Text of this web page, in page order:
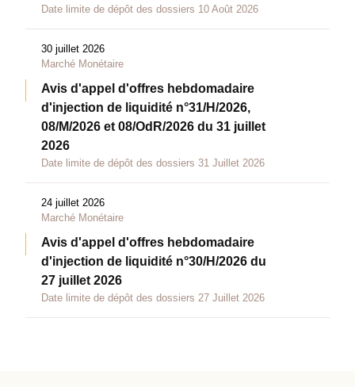
Date limite de dépôt des dossiers 10 Août 2026
30 juillet 2026
Marché Monétaire
Avis d'appel d'offres hebdomadaire
d'injection de liquidité n°31/H/2026,
08/M/2026 et 08/OdR/2026 du 31 juillet
2026
Date limite de dépôt des dossiers 31 Juillet 2026
24 juillet 2026
Marché Monétaire
Avis d'appel d'offres hebdomadaire
d'injection de liquidité n°30/H/2026 du
27 juillet 2026
Date limite de dépôt des dossiers 27 Juillet 2026